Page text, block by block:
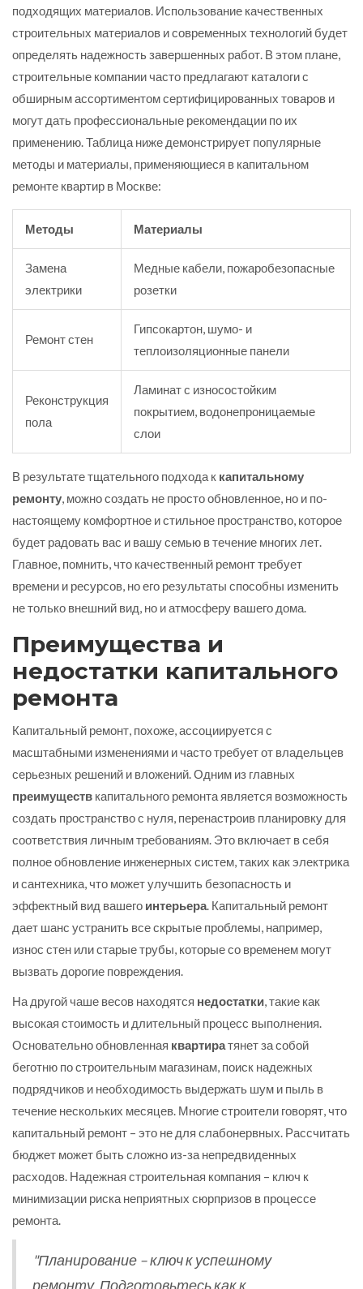
подходящих материалов. Использование качественных
строительных материалов и современных технологий будет
определять надежность завершенных работ. В этом плане,
строительные компании часто предлагают каталоги с
обширным ассортиментом сертифицированных товаров и
могут дать профессиональные рекомендации по их
применению. Таблица ниже демонстрирует популярные
методы и материалы, применяющиеся в капитальном
ремонте квартир в Москве:
Методы Материалы
Замена
электрики
Медные кабели, пожаробезопасные
розетки
Ремонт стен
Гипсокартон, шумо- и
теплоизоляционные панели
Реконструкция
пола
Ламинат с износостойким
покрытием, водонепроницаемые
слои
В результате тщательного подхода к капитальному
ремонту, можно создать не просто обновленное, но и по-
настоящему комфортное и стильное пространство, которое
будет радовать вас и вашу семью в течение многих лет.
Главное, помнить, что качественный ремонт требует
времени и ресурсов, но его результаты способны изменить
не только внешний вид, но и атмосферу вашего дома.
Преимущества и
недостатки капитального
ремонта
Капитальный ремонт, похоже, ассоциируется с
масштабными изменениями и часто требует от владельцев
серьезных решений и вложений. Одним из главных
преимуществ капитального ремонта является возможность
создать пространство с нуля, перенастроив планировку для
соответствия личным требованиям. Это включает в себя
полное обновление инженерных систем, таких как электрика
и сантехника, что может улучшить безопасность и
эффектный вид вашего интерьера. Капитальный ремонт
дает шанс устранить все скрытые проблемы, например,
износ стен или старые трубы, которые со временем могут
вызвать дорогие повреждения.
На другой чаше весов находятся недостатки, такие как
высокая стоимость и длительный процесс выполнения.
Основательно обновленная квартиратянет за собой
беготню по строительным магазинам, поиск надежных
подрядчиков и необходимость выдержать шум и пыль в
течение нескольких месяцев. Многие строители говорят, что
капитальный ремонт – это не для слабонервных. Рассчитать
бюджет может быть сложно из-за непредвиденных
расходов. Надежная строительная компания – ключ к
минимизации риска неприятных сюрпризов в процессе
ремонта.
"Планирование – ключ к успешному
ремонту. Подготовьтесь как к